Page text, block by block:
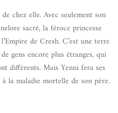
chez elle. Avec seulement son
sacré, la féroce princesse
de Cresh. C’est une terre
gens encore plus étranges, qui
différents. Mais Yenni fera ses
la maladie mortelle de son père.